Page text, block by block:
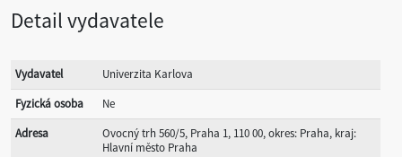
Detail vydavatele
Vydavatel
Univerzita Karlova
Fyzická osoba
Ne
Adresa
Ovocný trh 560/5, Praha 1, 110 00, okres: Praha, kraj:
Hlavní město Praha